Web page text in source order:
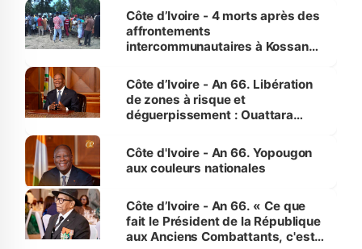
générations futures »
Côte d’Ivoire - 4 morts après des
affrontements
intercommunautaires à Kossandji
milieu des sinistrés
Côte d’Ivoire - An 66. Libération
de zones à risque et
déguerpissement : Ouattara
l'Etat de droit pour préserver les
vies humaines »
Côte d'Ivoire - An 66. Yopougon
aux couleurs nationales
Côte d’Ivoire - An 66. « Ce que
fait le Président de la République
aux Anciens Combattants, c'est